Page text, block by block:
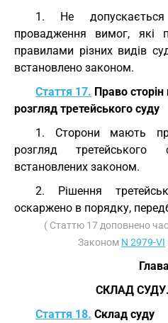
1. Не
провадження вимог, які
правилами різних видів
встановлено законом.
Стаття 17. Право
розгляд третейського суду
1. Сторони мають
розгляд
встановлених законом.
2. Рішення
оскаржено в порядку,
( Статтю 17 доповнено
Законом N 2979-VI
СКЛАД
Стаття 18. Склад суду